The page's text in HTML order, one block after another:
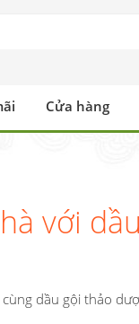
Cửa hàng
với
dầu gội thảo